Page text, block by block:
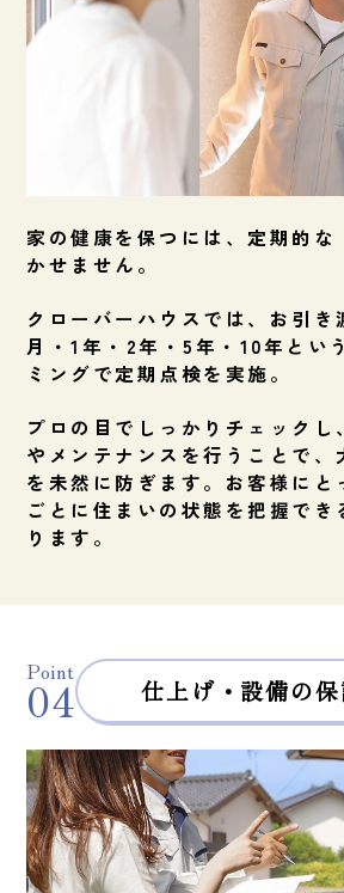
家の健康を保つには、定期的な
かせません。
クローバーハウスでは、お引き
月・1年・2年・5年・10年とい
ミングで定期点検を実施。
プロの目でしっかりチェックし
やメンテナンスを行うことで、
を未然に防ぎます。お客様にと
ごとに住まいの状態を把握でき
ります。
Point
04 仕上げ・設備の